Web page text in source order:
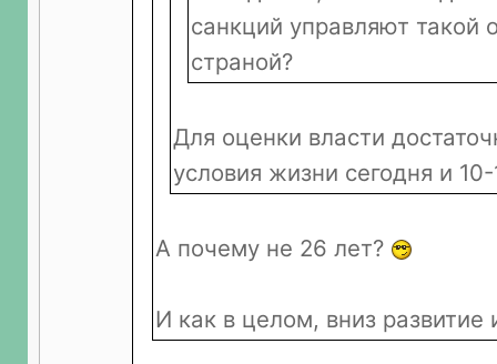
санкций управляют такой
страной?
Для оценки власти
условия жизни сегодня и
А почему не 26 лет?
И как в целом, вниз развитие